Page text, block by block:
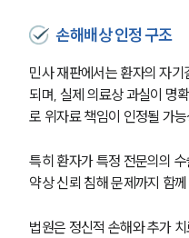
손해배상 인정 구조
민사 재판에서는 환자의 자
되며, 실제 의료상 과실이 명
로 위자료 책임이 인정될 가
특히 환자가 특정 전문의의
약상 신뢰 침해 문제까지 함
법원은 정신적 손해와 추가